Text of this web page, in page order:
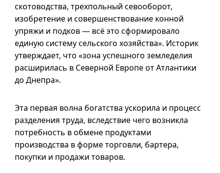
скотоводства, трехпольный севооборот,
изобретение и совершенствование конной
упряжи и подков — всё это сформировало
единую систему сельского хозяйства». Историк
утверждает, что «зона успешного земледелия
расширилась в Северной Европе от Атлантики
до Днепра».
Эта первая волна богатства ускорила и процесс
разделения труда, вследствие чего возникла
потребность в обмене продуктами
производства в форме торговли, бартера,
покупки и продажи товаров.